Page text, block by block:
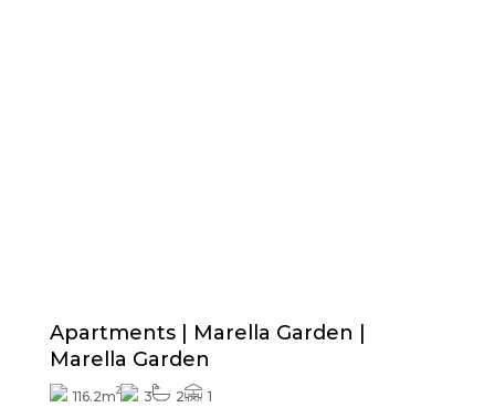
Apartments | Marella Garden |
Marella Garden
116.2m2 3 2 1